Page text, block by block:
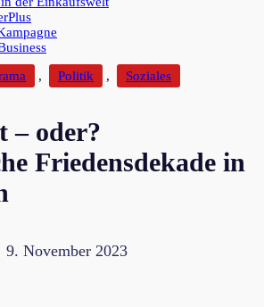
, Politik ,
Soziales
– oder?
Friedensdekade in
9. November 2023